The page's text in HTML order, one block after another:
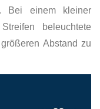
Bei einem kleiner
beleuchtete
Abstand zu